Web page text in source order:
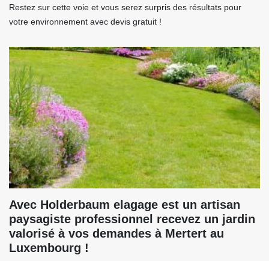
Restez sur cette voie et vous serez surpris des résultats pour
votre environnement avec devis gratuit !
Avec Holderbaum elagage est un artisan
paysagiste professionnel recevez un jardin
valorisé à vos demandes à Mertert au
Luxembourg !